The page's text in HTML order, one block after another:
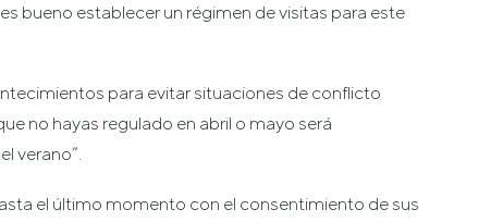
bueno establecer un régimen de visitas para este
para evitar situaciones de conflicto
no hayas regulado en abril o mayo será
verano”.
el último momento con el consentimiento de sus